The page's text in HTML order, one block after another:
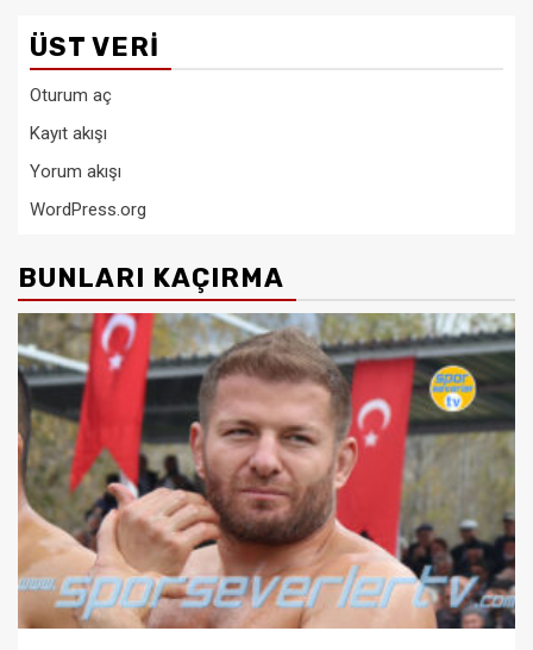
ÜST VERI
Oturum aç
Kayıt akışı
Yorum akışı
WordPress.org
BUNLARI KAÇIRMA